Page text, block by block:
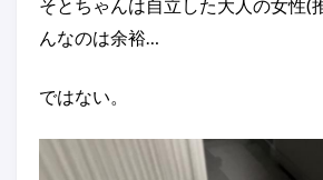
そとちゃんは自立した大人の女性(
んなのは余裕…
ではない。